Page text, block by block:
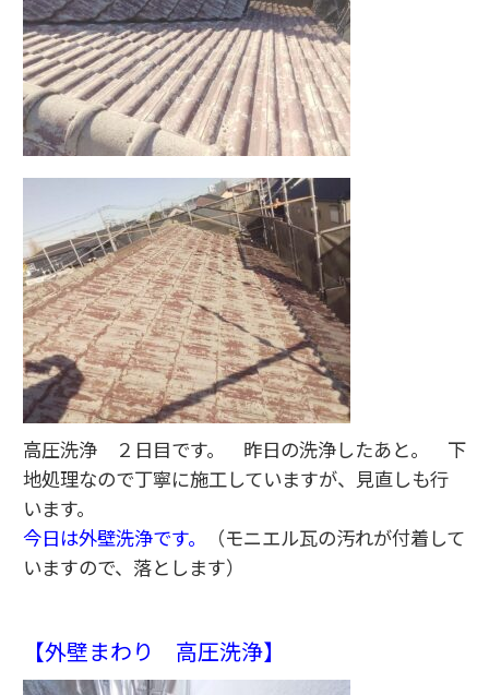
高圧洗浄 ２日目です。 昨日の洗浄したあと。 下
地処理なので丁寧に施工していますが、見直しも行
います。
今日は外壁洗浄です。
（モニエル瓦の汚れが付着して
いますので、落とします）
【外壁まわり 高圧洗浄】